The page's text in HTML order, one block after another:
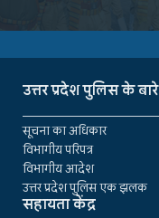
उत्तर प्रदेश पुलिस के
सूचना का अधिकार
विभागीय परिपत्र
विभागीय आदेश
उत्तर प्रदेश पुलिस एक झलक
सहायता केंद्र